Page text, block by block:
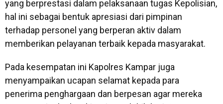
yang berprestasi dalam pelaksanaan tugas Kepolisian,
hal ini sebagai bentuk apresiasi dari pimpinan
terhadap personel yang berperan aktiv dalam
memberikan pelayanan terbaik kepada masyarakat.
Pada kesempatan ini Kapolres Kampar juga
menyampaikan ucapan selamat kepada para
penerima penghargaan dan berpesan agar mereka